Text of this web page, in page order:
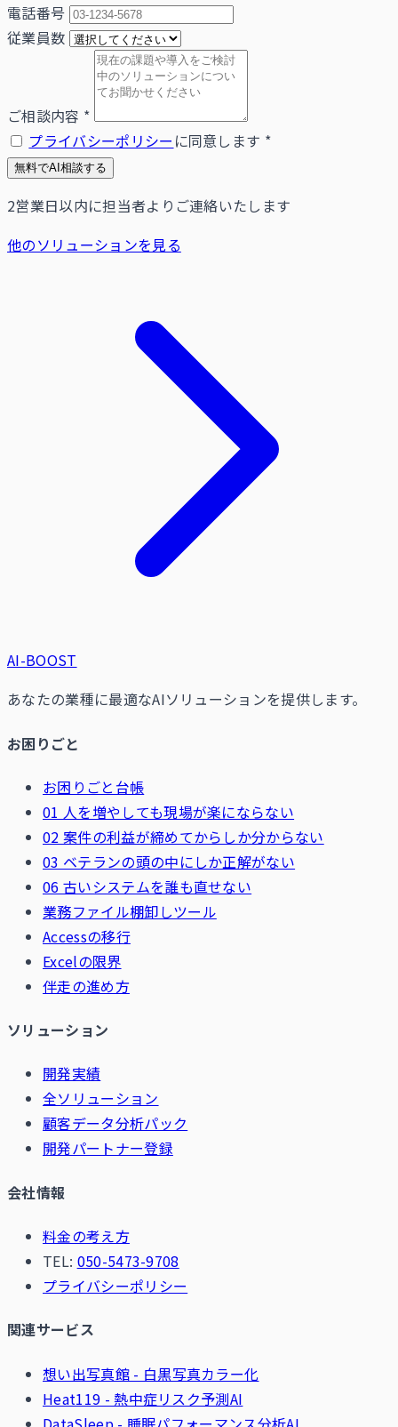
電話番号
従業員数
ご相談内容 *
プライバシーポリシー に同意します *
無料でAI相談する
2営業日以内に担当者よりご連絡いたします
他のソリューションを見る
AI-BOOST
あなたの業種に最適なAIソリューションを提供します。
お困りごと
お困りごと台帳
01 人を増やしても現場が楽にならない
02 案件の利益が締めてからしか分からない
03 ベテランの頭の中にしか正解がない
06 古いシステムを誰も直せない
業務ファイル棚卸しツール
Accessの移行
Excelの限界
伴走の進め方
ソリューション
開発実績
全ソリューション
顧客データ分析パック
開発パートナー登録
会社情報
料金の考え方
TEL: 050-5473-9708
プライバシーポリシー
関連サービス
想い出写真館 - 白黒写真カラー化
Heat119 - 熱中症リスク予測AI